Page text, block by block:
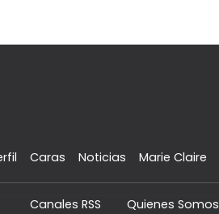
Caras Noticias Marie Claire
Canales RSS Quienes Somos